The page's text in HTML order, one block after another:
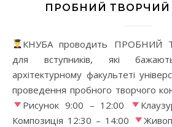
ПРОБНИЙ ТВОРЧИЙ
КНУБА проводить ПРОБНИЙ
для вступників, які
архітектурному факультеті
проведення пробного творчого
Рисунок 9:00 – 12:00
Композиція 12:30 – 14:00